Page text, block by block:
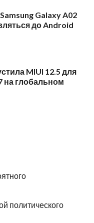
Galaxy A02
до Android
MIUI 12.5 для
на глобальном
политического